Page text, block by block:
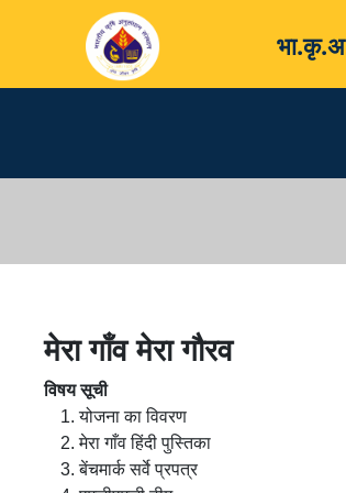
मेरा गाँव मेरा गौरव
विषय सूची
योजना का विवरण
मेरा गाँव हिंदी पुस्तिका
बेंचमार्क सर्वे प्रपत्र